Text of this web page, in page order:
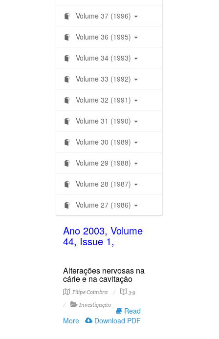
Volume 37 (1996)
Volume 36 (1995)
Volume 34 (1993)
Volume 33 (1992)
Volume 32 (1991)
Volume 31 (1990)
Volume 30 (1989)
Volume 29 (1988)
Volume 28 (1987)
Volume 27 (1986)
Ano 2003, Volume
44, Issue 1,
Alterações nervosas na
cárie e na cavitação
Filipe Coimbra
3-9
Investigação
Read
More
Download PDF